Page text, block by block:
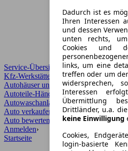
Service-Übersicht
Kfz-Werkstätten
Autohäuser und Händler
Autoteile-Händler
Autowaschanlagen
Auto verkaufen
Auto bewerten
Anmelden›
Startseite
Dadurch ist es
Ihren Interessen
und dessen
unten rechts,
Cookies und
links, um eine
treffen oder um
widersprechen,
Interessen
Übermittlung
Drittländer, u.a. die
keine Einwilligung
Cookies,
login-basierte